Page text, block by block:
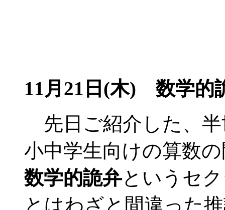
11月21日(木) 数学的
先日ご紹介した、
小中学生向けの算数
数学的詭弁というセ
とはわざと間違った